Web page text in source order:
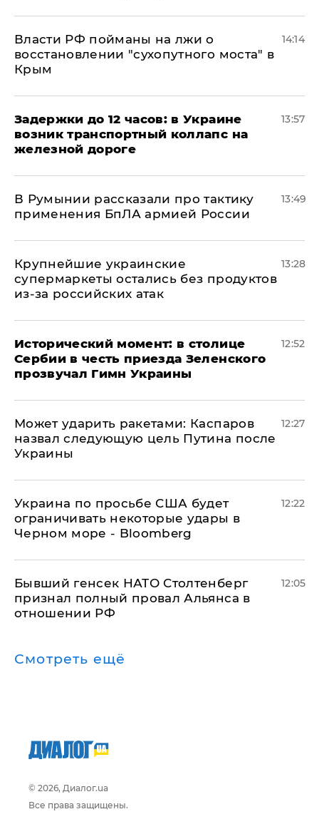
Власти РФ пойманы на лжи о
восстановлении "сухопутного моста" в
Крым
14:14
Задержки до 12 часов: в Украине
возник транспортный коллапс на
железной дороге
13:57
В Румынии рассказали про тактику
применения БпЛА армией России
13:49
Крупнейшие украинские
супермаркеты остались без продуктов
из-за российских атак
13:28
Исторический момент: в столице
Сербии в честь приезда Зеленского
прозвучал Гимн Украины
12:52
Может ударить ракетами: Каспаров
назвал следующую цель Путина после
Украины
12:27
Украина по просьбе США будет
ограничивать некоторые удары в
Черном море - Bloomberg
12:22
Бывший генсек НАТО Столтенберг
признал полный провал Альянса в
отношении РФ
12:05
Смотреть ещё
© 2026, Диалог.ua
Все права защищены.